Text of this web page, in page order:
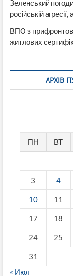
Зеленський
російській
ВПО з
житлових
АРХІВ
ПН ВТ
3 4
10 11
17 18
24 25
31
« Июл